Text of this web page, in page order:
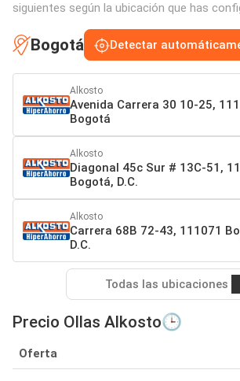
siguientes según la ubicación que has
Bogotá Detectar
Alkosto
Avenida Carrera 30 10-25,
Bogotá
Alkosto
Diagonal 45c Sur # 13C-51,
Bogotá, D.C.
Alkosto
Carrera 68B 72-43, 111071
D.C.
Todas las ubicaciones
Precio Ollas Alkosto🕒
Oferta